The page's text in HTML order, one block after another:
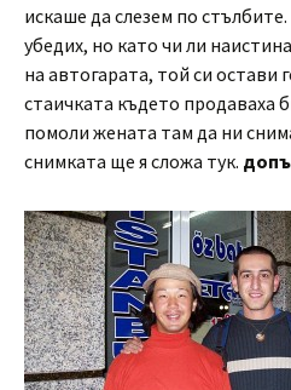
искаше да слезем по
убедих, но като чи ли
на автогарата, той си остави
стаичката където продаваха
помоли жената там да ни
снимката ще я сложа тук.